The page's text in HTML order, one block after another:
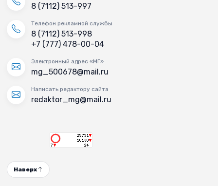
8 (7112) 513-997
Телефон рекламной службы
8 (7112) 513-998
+7 (777) 478-00-04
Электронный адрес «МГ»
mg_500678@mail.ru
Написать редактору сайта
redaktor_mg@mail.ru
Наверх